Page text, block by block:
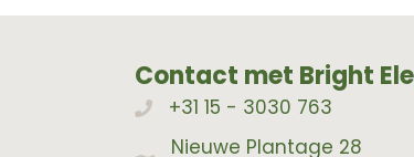
Contact met Bright
Bellen met Bright Elephant
+31 15 - 3030 763
Nieuwe Plantage 28